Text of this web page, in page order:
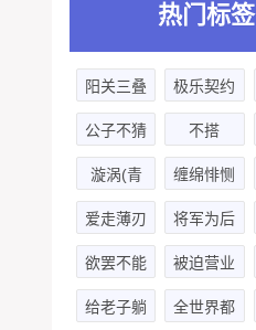
热门标签
阳关三叠 极乐契约
公子不猜 不搭
漩涡(青
渡×林逸
缠绵悱恻
爱走薄刃 将军为后
欲罢不能
被迫营业
(风允之×
给老子躺
全世界都